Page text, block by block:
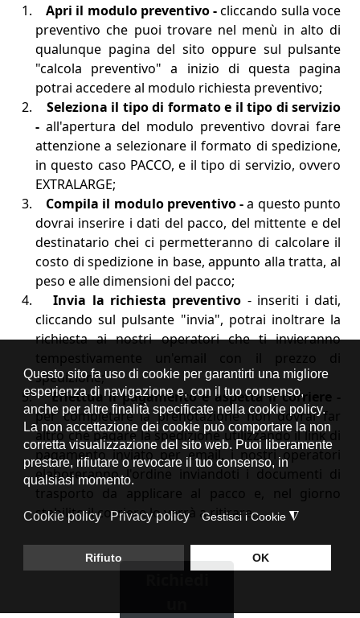
Apri il modulo preventivo -cliccando sulla voce
preventivo che puoi trovare nel menù in alto di
qualunque pagina del sito oppure sul pulsante
"calcola preventivo" a inizio di questa pagina
potrai accedere al modulo richiesta preventivo;
Seleziona il tipo di formato e il tipo di servizio
- all'apertura del modulo preventivo dovrai fare
attenzione a selezionare il formato di spedizione,
in questo caso PACCO, e il tipo di servizio, ovvero
EXTRALARGE;
Compila il modulo preventivo -a questo punto
dovrai inserire i dati del pacco, del mittente e del
destinatario chei ci permetteranno di calcolare il
costo di spedizione in base, appunto alla tratta, al
peso e alle dimensioni del pacco;
Invia la richiesta preventivo - inseriti i dati,
cliccando sul pulsante "invia", potrai inoltrare la
richiesta ai nostri operatori che ti invieranno
tempestivamente un'email con il prezzo di
spedizione;
Effettua il pagamento e aspetta il corriere -
per completare la prenotazione non dovrai far
altro che pagare la spedizione utilizzando il link di
pagamento inviato per email, i nostri operatori
elaboreranno l'ordine inviandoti i documenti di
trasporto da applicare al pacco e, nel giorno
stabilito il corriere lo verrà a ritirare.